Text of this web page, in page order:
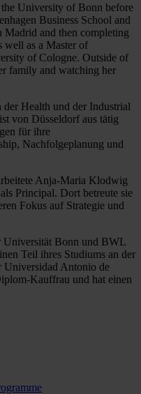
University of Bonn before
Business School and
and then completing
well as a Master of
of Cologne. Outside of
family and watching her
Health und der Industrial
von Düsseldorf aus tätig
für ihre
Nachfolgeplanung und
Anja-Maria Klodwig
Principal. Dort betreute sie
Fokus auf Strategie und
Bonn und BWL
Teil ihres Studiums an der
Universidad Antonio de
Kauffrau und hat einen